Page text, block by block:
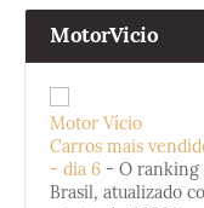
MotorVicio
Motor Vício
Carros mais
- dia 6 - O ranking
Brasil, atualizado